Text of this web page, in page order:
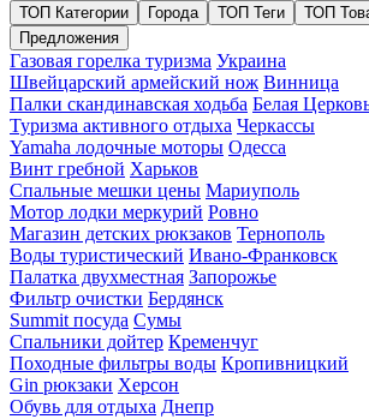
ТОП Категории Города ТОП Теги ТОП
Предложения
Газовая горелка туризма Украина
Швейцарский армейский нож Винница
Палки скандинавская ходьба Белая
Туризма активного отдыха Черкассы
Yamaha лодочные моторы Одесса
Винт гребной Харьков
Спальные мешки цены Мариуполь
Мотор лодки меркурий Ровно
Магазин детских рюкзаков Тернополь
Воды туристический Ивано-Франковск
Палатка двухместная Запорожье
Фильтр очистки Бердянск
Summit посуда Сумы
Спальники дойтер Кременчуг
Походные фильтры воды Кропивницкий
Gin рюкзаки Херсон
Обувь для отдыха Днепр